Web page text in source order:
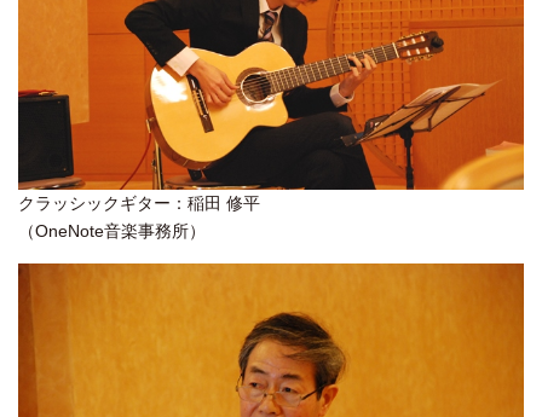
クラッシックギター：稲田 修平
（OneNote音楽事務所）